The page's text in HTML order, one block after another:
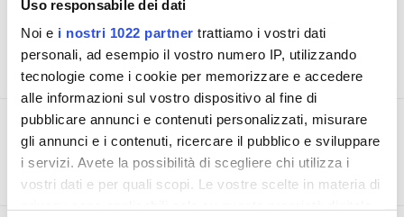
Uso responsabile dei dati
Noi e i nostri 1022 partner trattiamo i vostri dati
personali, ad esempio il vostro numero IP, utilizzando
tecnologie come i cookie per memorizzare e accedere
alle informazioni sul vostro dispositivo al fine di
pubblicare annunci e contenuti personalizzati, misurare
gli annunci e i contenuti, ricercare il pubblico e sviluppare
i servizi. Avete la possibilità di scegliere chi utilizza i
vostri dati e per quali scopi. Le vostre scelte in materia di
RICERCA LAUREATI IN GIURISPRUDENZA PER
PRATICA FORENSE (6+6 MESI)
PRIVACY